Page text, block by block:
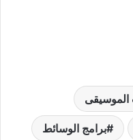
برامج الوسائط